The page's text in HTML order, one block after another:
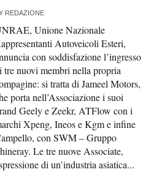
REDAZIONE
Unione Nazionale
Autoveicoli Esteri,
con soddisfazione l’ingresso
tre nuovi membri nella propria
si tratta di Jameel Motors,
porta nell’Associazione i suoi
Geely e Zeekr, ATFlow con i
Xpeng, Ineos e Kgm e infine
con SWM – Gruppo
Le tre nuove Associate,
di un’industria asiatica...